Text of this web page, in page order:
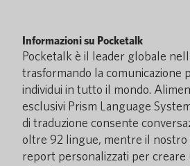
Informazioni su Pocketalk
Pocketalk è il leader globale
trasformando la comunicazione
individui in tutto il mondo.
esclusivi Prism Language
di traduzione consente
oltre 92 lingue, mentre il nostro
report personalizzati per creare